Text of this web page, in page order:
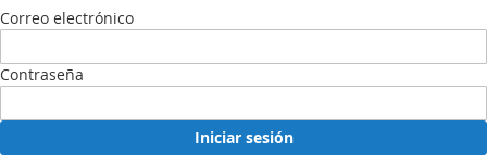
Correo electrónico
Contraseña
Iniciar sesión